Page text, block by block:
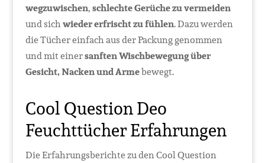
wegzuwischen,schlechte Gerüche zu vermeiden
und sichwieder erfrischt zu fühlen. Dazu werden
die Tücher einfach aus der Packung genommen
und mit einersanften Wischbewegung über
Gesicht, Nacken und Armebewegt.
Cool Question Deo
Feuchttücher Erfahrungen
Die Erfahrungsberichte zu den Cool Question